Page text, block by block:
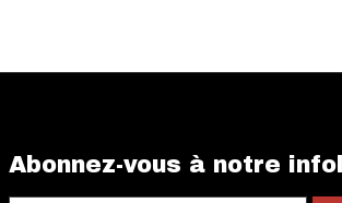
Abonnez-vous à notre